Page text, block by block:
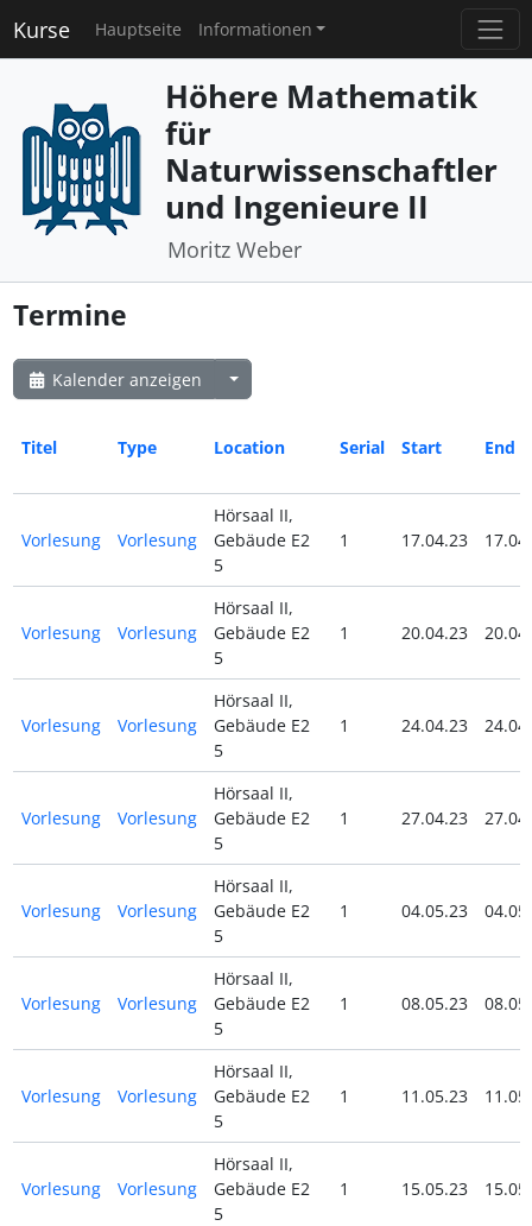
Kurse Hauptseite Informationen
Höhere Mathematik
für
Naturwissenschaftler
und Ingenieure II
Moritz Weber
Termine
Kalender anzeigen
Titel Type Location Serial Start End
Vorlesung Vorlesung
Hörsaal II,
Gebäude E2
5
1 17.04.23
Vorlesung Vorlesung
Hörsaal II,
Gebäude E2
5
1 20.04.23
Vorlesung Vorlesung
Hörsaal II,
Gebäude E2
5
1 24.04.23
Vorlesung Vorlesung
Hörsaal II,
Gebäude E2
5
1 27.04.23
Vorlesung Vorlesung
Hörsaal II,
Gebäude E2
5
1 04.05.23
Vorlesung Vorlesung
Hörsaal II,
Gebäude E2
5
1 08.05.23
Vorlesung Vorlesung
Hörsaal II,
Gebäude E2
5
1 11.05.23
Vorlesung Vorlesung
Hörsaal II,
Gebäude E2
5
1 15.05.23